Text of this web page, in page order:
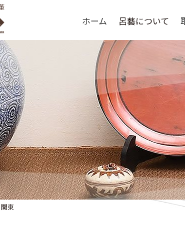
ホーム 呂藝について
呂藝について
選ばれる理由
よくある質問
関東